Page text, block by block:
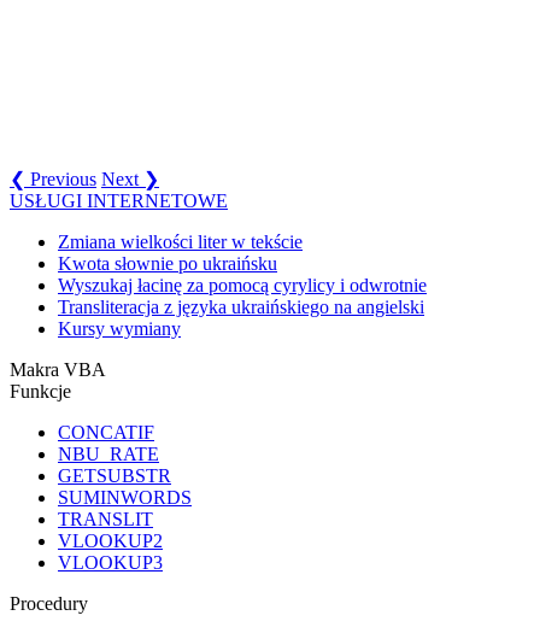
❮ Previous Next ❯
USŁUGI INTERNETOWE
Zmiana wielkości liter w tekście
Kwota słownie po ukraińsku
Wyszukaj łacinę za pomocą cyrylicy i odwrotnie
Transliteracja z języka ukraińskiego na angielski
Kursy wymiany
Makra VBA
Funkcje
CONCATIF
NBU_RATE
GETSUBSTR
SUMINWORDS
TRANSLIT
VLOOKUP2
VLOOKUP3
Procedury